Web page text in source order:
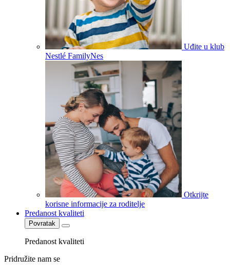
Uđite u klub
Nestlé FamilyNes
Otkrijte
korisne informacije za roditelje
Predanost kvaliteti
Povratak
Predanost kvaliteti
Pridružite nam se